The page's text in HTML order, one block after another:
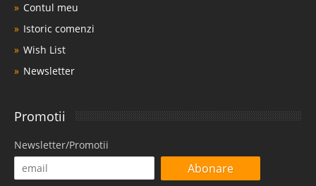
Contul meu
Istoric comenzi
Wish List
Newsletter
Promotii
Newsletter/Promotii
Abonare